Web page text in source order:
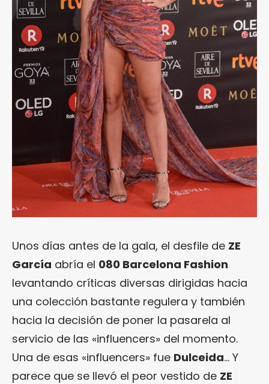
Unos días antes de la gala, el desfile de ZE
García abría el 080 Barcelona Fashion
levantando críticas diversas dirigidas hacia
una colección bastante regulera y también
hacia la decisión de poner la pasarela al
servicio de las «influencers» del momento.
Una de esas «influencers» fue Dulceida… Y
parece que se llevó el peor vestido de ZE